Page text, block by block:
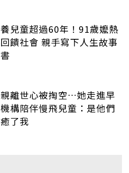
兒童超過60年！91歲嬤熱
饋社會 親手寫下人生故事
離世心被掏空…她走進早
構陪伴慢飛兒童：是他們
了我